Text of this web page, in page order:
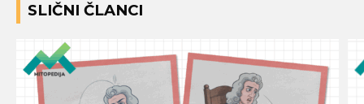
SLIČNI ČLANCI